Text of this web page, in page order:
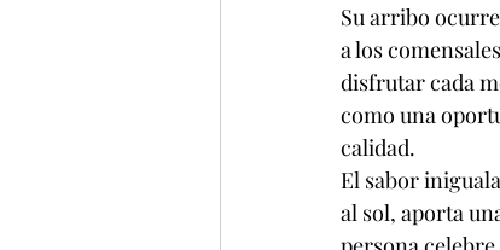
Su arribo
a los
disfrutar cada
como una
calidad.
El sabor
al sol, aporta